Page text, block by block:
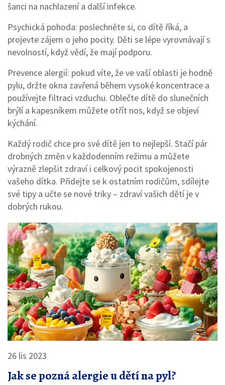
šanci na nachlazení a další infekce.
Psychická pohoda: poslechněte si, co dítě říká, a
projevte zájem o jeho pocity. Děti se lépe vyrovnávají s
nevolností, když vědí, že mají podporu.
Prevence alergií: pokud víte, že ve vaší oblasti je hodně
pylu, držte okna zavřená během vysoké koncentrace a
používejte filtraci vzduchu. Oblečte dítě do slunečních
brýlí a kapesníkem můžete otřít nos, když se objeví
kýchání.
Každý rodič chce pro své dítě jen to nejlepší. Stačí pár
drobných změn v každodenním režimu a můžete
výrazně zlepšit zdraví i celkový pocit spokojenosti
vašeho dítka. Přidejte se k ostatním rodičům, sdílejte
své tipy a učte se nové triky – zdraví vašich dětí je v
dobrých rukou.
26 lis 2023
Jak se pozná alergie u dětí na pyl?